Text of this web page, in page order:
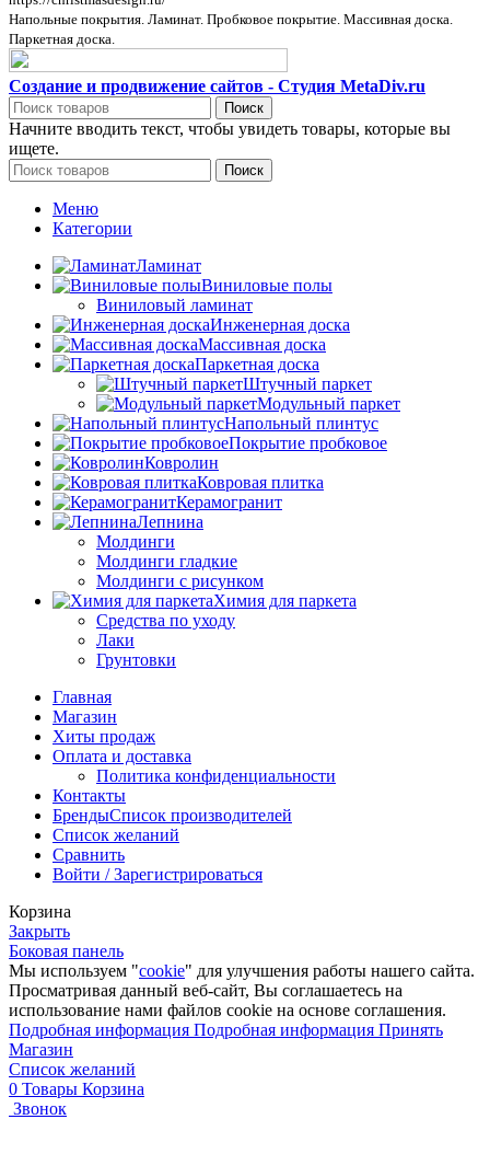
Напольные покрытия. Ламинат. Пробковое покрытие. Массивная доска.
Паркетная доска.
Создание и продвижение сайтов - Студия MetaDiv.ru
Поиск
Начните вводить текст, чтобы увидеть товары, которые вы
ищете.
Поиск
Меню
Категории
Ламинат
Виниловые полы
Виниловый ламинат
Инженерная доска
Массивная доска
Паркетная доска
Штучный паркет
Модульный паркет
Напольный плинтус
Покрытие пробковое
Ковролин
Ковровая плитка
Керамогранит
Лепнина
Молдинги
Молдинги гладкие
Молдинги с рисунком
Химия для паркета
Средства по уходу
Лаки
Грунтовки
Главная
Магазин
Хиты продаж
Оплата и доставка
Политика конфиденциальности
Контакты
БрендыСписок производителей
Список желаний
Сравнить
Войти / Зарегистрироваться
Корзина
Закрыть
Боковая панель
Мы используем "cookie" для улучшения работы нашего сайта.
Просматривая данный веб-сайт, Вы соглашаетесь на
использование нами файлов cookie на основе соглашения.
Подробная информация Подробная информация Принять
Магазин
Список желаний
0 Товары Корзина
Звонок